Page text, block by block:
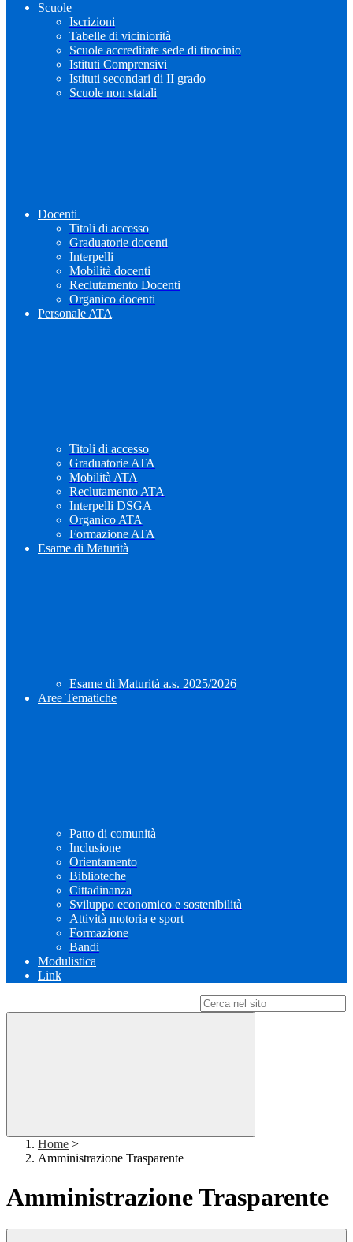
Scuole
Iscrizioni
Tabelle di viciniorità
Scuole accreditate sede di tirocinio
Istituti Comprensivi
Istituti secondari di II grado
Scuole non statali
Docenti
Titoli di accesso
Graduatorie docenti
Interpelli
Mobilità docenti
Reclutamento Docenti
Organico docenti
Personale ATA
Titoli di accesso
Graduatorie ATA
Mobilità ATA
Reclutamento ATA
Interpelli DSGA
Organico ATA
Formazione ATA
Esame di Maturità
Esame di Maturità a.s. 2025/2026
Aree Tematiche
Patto di comunità
Inclusione
Orientamento
Biblioteche
Cittadinanza
Sviluppo economico e sostenibilità
Attività motoria e sport
Formazione
Bandi
Modulistica
Link
Home >
Amministrazione Trasparente
Amministrazione Trasparente